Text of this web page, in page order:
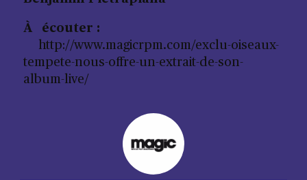
À écouter :
http://www.magicrpm.com/exclu-oiseaux-
tempete-nous-offre-un-extrait-de-son-
album-live/